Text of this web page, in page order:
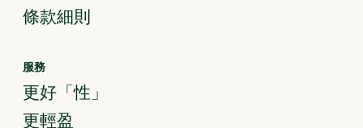
條款細則
服務
更好「性」
更輕盈